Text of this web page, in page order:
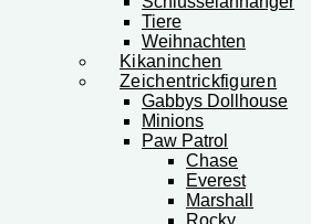
Tiere
Weihnachten
Kikaninchen
Zeichentrickfiguren
Gabbys Dollhouse
Minions
Paw Patrol
Chase
Everest
Marshall
Rocky